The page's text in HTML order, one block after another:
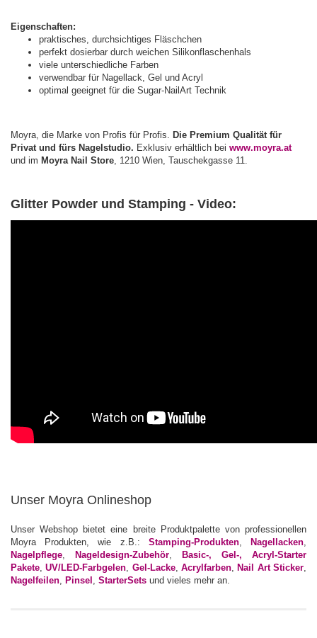
Eigenschaften:
praktisches, durchsichtiges Fläschchen
perfekt dosierbar durch weichen Silikonflaschenhals
viele unterschiedliche Farben
verwendbar für Nagellack, Gel und Acryl
optimal geeignet für die Sugar-NailArt Technik
Moyra, die Marke von Profis für Profis. Die Premium Qualität für
Privat und fürs Nagelstudio. Exklusiv erhältlich bei www.moyra.at
und im Moyra Nail Store , 1210 Wien, Tauschekgasse 11.
Glitter Powder und Stamping - Video:
Unser Moyra Onlineshop
Unser Webshop bietet eine breite Produktpalette von professionellen
Moyra Produkten, wie z.B.: Stamping-Produkten, Nagellacken
Nagelpflege
Nageldesign-Zubehör
Basic-, Gel-, Acryl-Starter
Pakete ,UV/LED-Farbgelen Gel-Lacke,Acrylfarben ,Nail Art Sticker
Nagelfeilen Pinsel StarterSets und vieles mehr an.